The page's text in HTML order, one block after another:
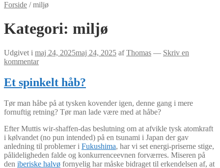
Forside /miljø
Kategori: miljø
Udgivet i maj 24, 2025maj 24, 2025 afThomas — Skriv en
kommentar
Et spinkelt håb?
Tør man håbe på at tysken kovender igen, denne gang i mere
fornuftig retning? Tør man lade være med at håbe?
Efter Muttis wir-shaffen-das beslutning om at afvikle tysk atomkraft
i kølvandet (no pun intended) på en tsunami i Japan der gav
anledning til problemer i Fukushima, har vi set energi-priserne stige,
pålideligheden falde og konkurrenceevnen forværres. Miseren på
den iberiske halvø fornyelig har måske bidraget til erkendelsen af, at